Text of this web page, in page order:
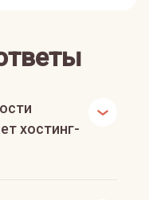
хостинг-